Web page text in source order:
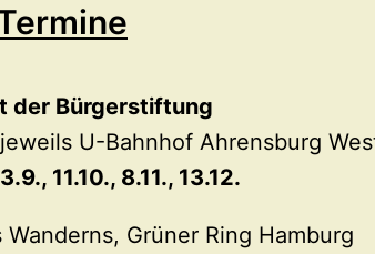
der Bürgerstiftung
U-Bahnhof Ahrensburg
11.10., 8.11., 13.12.
Wanderns, Grüner Ring Hamburg